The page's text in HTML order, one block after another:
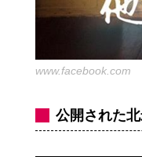
www.facebook.com
公開された